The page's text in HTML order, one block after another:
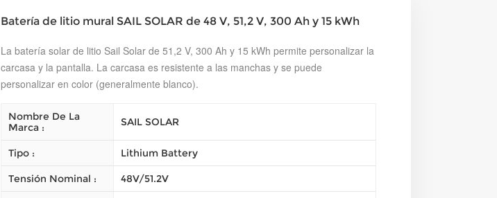
Batería de litio mural SAIL SOLAR de 48 V, 51,2 V, 300 Ah y 15 kWh
La batería solar de litio Sail Solar de 51,2 V, 300 Ah y 15 kWh permite personalizar la
carcasa y la pantalla. La carcasa es resistente a las manchas y se puede
personalizar en color (generalmente blanco).
Nombre De La
Marca :
SAIL SOLAR
Tipo : Lithium Battery
Tensión Nominal : 48V/51.2V